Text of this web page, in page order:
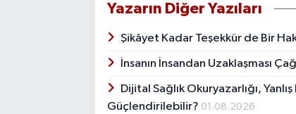
Yazarın Diğer Yazıları
Şikâyet Kadar Teşekkür de Bir
İnsanın İnsandan Uzaklaşması
Dijital Sağlık Okuryazarlığı,
Güçlendirilebilir? 01.08.2026